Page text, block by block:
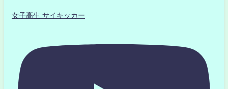
女子高生 サイキッカー